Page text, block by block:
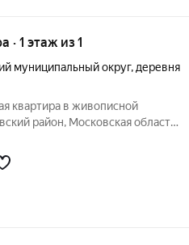
· 1 этаж из 1
муниципальный округ, деревня
квартира в живописной
район, Московская область,
для хранения вещей.